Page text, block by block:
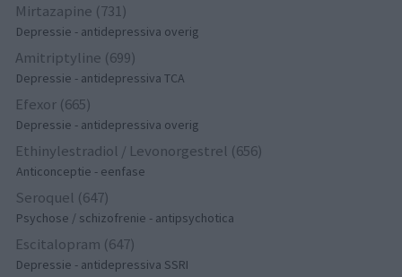
Mirtazapine (731)
Depressie - antidepressiva overig
Amitriptyline (699)
Depressie - antidepressiva TCA
Efexor (665)
Depressie - antidepressiva overig
Ethinylestradiol / Levonorgestrel (656)
Anticonceptie - eenfase
Seroquel (647)
Psychose / schizofrenie - antipsychotica
Escitalopram (647)
Depressie - antidepressiva SSRI